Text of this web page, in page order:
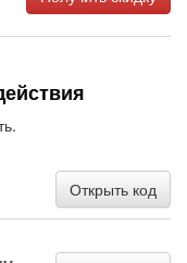
Открыть код